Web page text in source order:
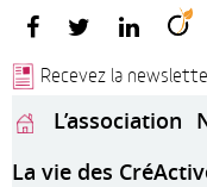
Recevez la
L’association
La vie des